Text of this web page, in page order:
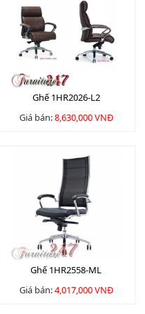
Ghế 1HR2026-L2
Giá bán:8,630,000 VNĐ
Ghế 1HR2558-ML
Giá bán:4,017,000 VNĐ